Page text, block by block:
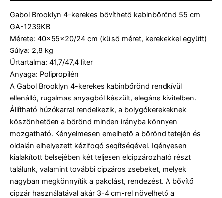
Gabol Brooklyn 4-kerekes bővíthető kabinbőrönd 55 cm
GA-1239KB
Mérete: 40×55×20/24 cm (külső méret, kerekekkel együtt)
Súlya: 2,8 kg
Űrtartalma: 41,7/47,4 liter
Anyaga: Polipropilén
A Gabol Brooklyn 4-kerekes kabinbőrönd rendkívül
ellenálló, rugalmas anyagból készült, elegáns kivitelben.
Állítható húzókarral rendelkezik, a bolygókerekeknek
köszönhetően a bőrönd minden irányba könnyen
mozgatható. Kényelmesen emelhető a bőrönd tetején és
oldalán elhelyezett kézifogó segítségével. Igényesen
kialakított belsejében két teljesen elcipzározható részt
találunk, valamint további cipzáros zsebeket, melyek
nagyban megkönnyítik a pakolást, rendezést. A bővítő
cipzár használatával akár 3-4 cm-rel növelhető a